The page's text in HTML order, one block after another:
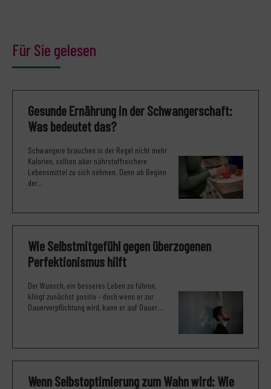
Für Sie gelesen
Gesunde Ernährung in der Schwangerschaft:
Was bedeutet das?
Schwangere brauchen in der Regel nicht mehr
Kalorien, sollten aber nährstoffreichere
Lebensmittel zu sich nehmen. Denn ab Beginn
der...
Wie Selbstmitgefühl gegen überzogenen
Perfektionismus hilft
Der Wunsch, ein besseres Leben zu führen,
klingt zunächst positiv – doch wenn er zur
Dauerverpflichtung wird, kann er auf Dauer...
Wenn Selbstoptimierung zum Wahn wird: Wie